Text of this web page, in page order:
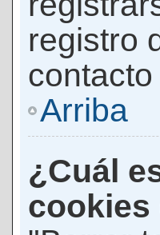
registro
Arriba
¿Cuál
cookies